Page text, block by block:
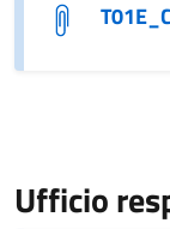
Ufficio